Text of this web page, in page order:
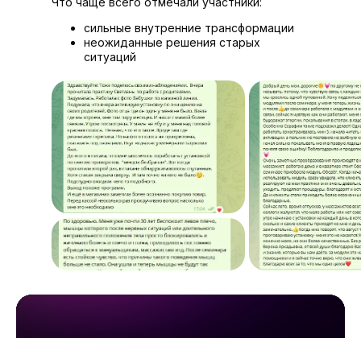
сильные внутренние трансформации
неожиданные решения старых
ситуаций